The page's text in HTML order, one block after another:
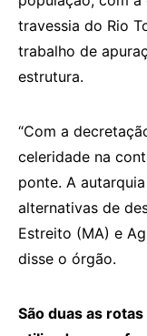
travessia do Rio
trabalho de
estrutura.
“Com a
celeridade na
ponte. A
alternativas de
Estreito (MA) e
disse o órgão.
São duas as